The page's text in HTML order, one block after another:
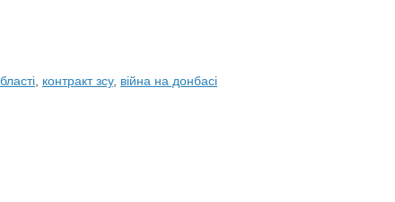
, контракт зсу, війна на донбасі